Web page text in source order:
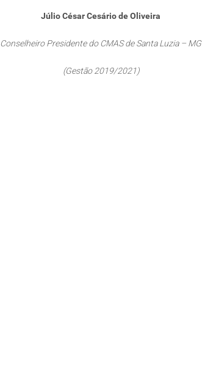
Júlio César Cesário de Oliveira
Conselheiro Presidente do CMAS de Santa Luzia – MG
(Gestão 2019/2021)